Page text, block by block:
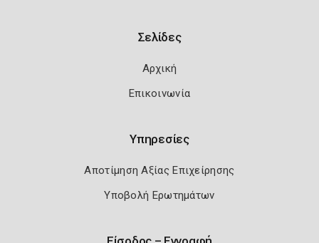
Σελίδες
Αρχική
Επικοινωνία
Υπηρεσίες
Αποτίμηση Αξίας Επιχείρησης
Υποβολή Ερωτημάτων